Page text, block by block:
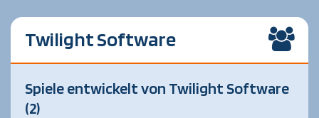
Twilight Software
Spiele entwickelt von Twilight Software
(2)